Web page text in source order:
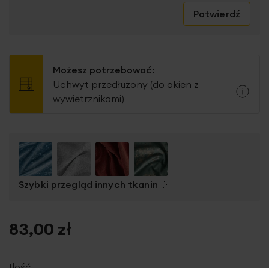
Potwierdź
Możesz potrzebować:
Uchwyt przedłużony (do okien z
wywietrznikami)
Szybki przegląd innych tkanin
83,00 zł